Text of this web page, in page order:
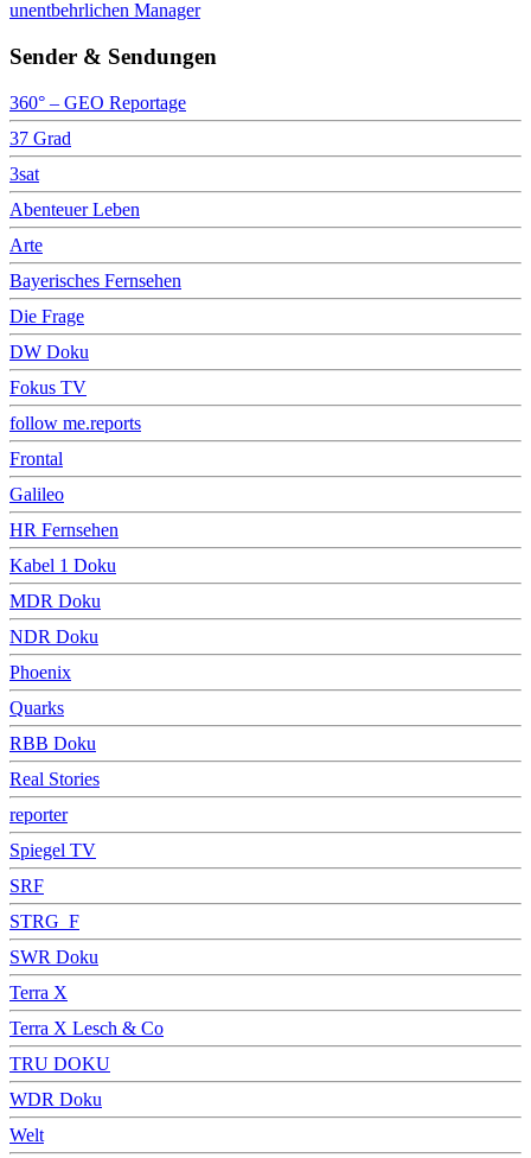
unentbehrlichen Manager
Sender & Sendungen
360° – GEO Reportage
37 Grad
3sat
Abenteuer Leben
Arte
Bayerisches Fernsehen
Die Frage
DW Doku
Fokus TV
follow me.reports
Frontal
Galileo
HR Fernsehen
Kabel 1 Doku
MDR Doku
NDR Doku
Phoenix
Quarks
RBB Doku
Real Stories
reporter
Spiegel TV
SRF
STRG_F
SWR Doku
Terra X
Terra X Lesch & Co
TRU DOKU
WDR Doku
Welt